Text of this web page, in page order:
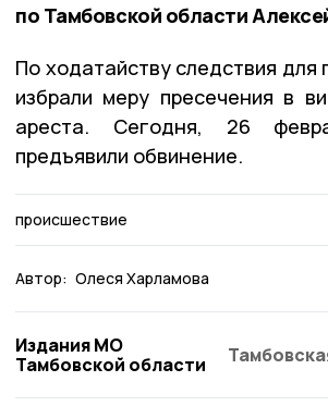
по Тамбовской области
По ходатайству следствия для
избрали меру пресечения в
ареста. Сегодня, 26
предъявили обвинение.
происшествие
Автор: Олеся Харламова
Издания МО
Тамбовской области